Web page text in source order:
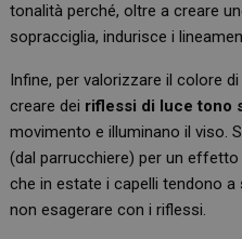
tonalità perché, oltre a creare
sopracciglia, indurisce i
Infine, per valorizzare il colore
creare dei riflessi di luce tono
movimento e illuminano il viso.
(dal parrucchiere) per un
che in estate i capelli tendono
non esagerare con i riflessi.